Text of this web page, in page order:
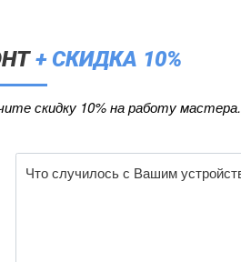
+ СКИДКА 10%
скидку 10% на работу мастера.